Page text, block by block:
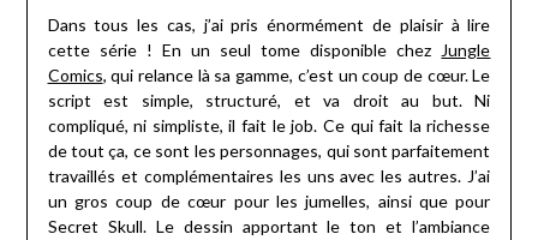
Dans tous les cas, j’ai pris énormément de plaisir à lire
cette série ! En un seul tome disponible chezJungle
Comics, qui relance là sa gamme, c’est un coup de cœur. Le
script est simple, structuré, et va droit au but. Ni
compliqué, ni simpliste, il fait le job. Ce qui fait la richesse
de tout ça, ce sont les personnages, qui sont parfaitement
travaillés et complémentaires les uns avec les autres. J’ai
un gros coup de cœur pour les jumelles, ainsi que pour
Secret Skull. Le dessin apportant le ton et l’ambiance